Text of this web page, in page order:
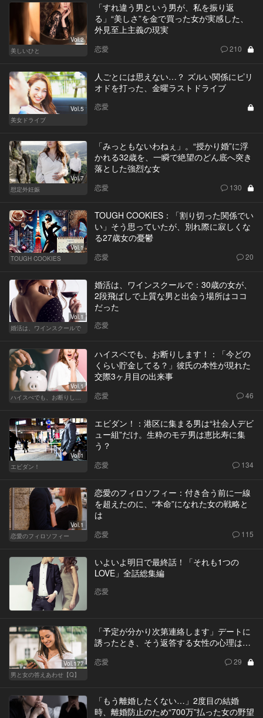
Vol.2
美しいひと
「すれ違う男という男が、私を振り返
る」“美しさ”を金で買った女が実感した、
外見至上主義の現実
恋愛 210
Vol.5
美女ドライブ
人ごとには思えない…？ ズルい関係にピリ
オドを打った、金曜ラストドライブ
恋愛
Vol.7
想定外妊娠
「みっともないわねぇ」。“授かり婚”に浮
かれる32歳を、一瞬で絶望のどん底へ突き
落とした強烈な女
恋愛 130
Vol.1
TOUGH COOKIES
TOUGH COOKIES：「割り切った関係でい
い」そう思っていたが、別れ際に寂しくな
る27歳女の憂鬱
恋愛 20
Vol.1
婚活は、ワインスクールで
婚活は、ワインスクールで：30歳の女が、
2段飛ばしで上質な男と出会う場所はココ
だった
恋愛
Vol.1
ハイスペでも、お断りします！：「今どの
くらい貯金してる？」彼氏の本性が現れた
交際3ヶ月目の出来事
恋愛 46
Vol.1
エビダン！
エビダン！：港区に集まる男は“社会人デビ
ュー組”だけ。生粋のモテ男は恵比寿に集
う？
恋愛 134
Vol.1
恋愛のフィロソフィー
恋愛のフィロソフィー：付き合う前に一線
を超えたのに、“本命”になれた女の戦略と
は
恋愛 115
いよいよ明日で最終話！「それも1つの
LOVE」全話総集編
恋愛
Vol.177
男と女の答えあわせ【Q】
「予定が分かり次第連絡します」デートに
誘ったとき、そう返答する女性の心理は…
恋愛 29
「もう離婚したくない…」2度目の結婚
時、離婚防止のため“700万”払った女の野望